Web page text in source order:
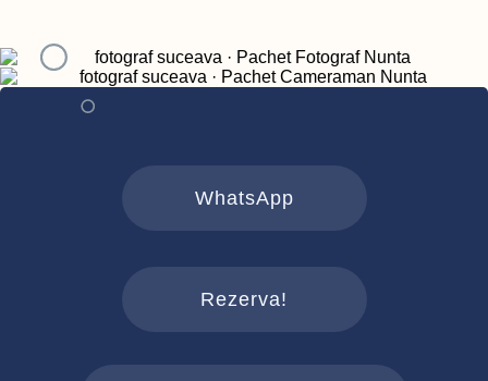
WhatsApp
Rezerva!